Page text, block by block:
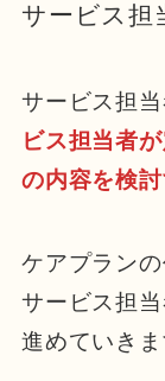
サービス担
サービス担当
ビス担当者
の内容を検
ケアプラン
サービス担
進めていきま